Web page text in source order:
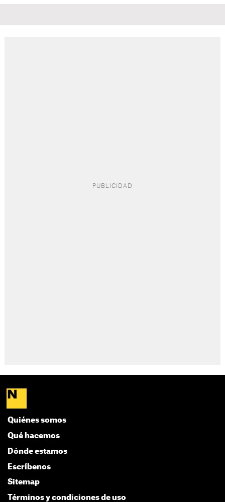
Quiénes somos
Qué hacemos
Dónde estamos
Escríbenos
Sitemap
Términos y condiciones de uso